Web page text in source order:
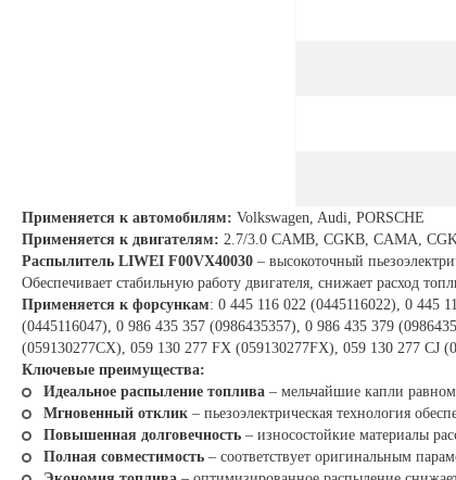
Применяется к автомобилям: Volkswagen, Audi, PORSCHE
Применяется к двигателям: 2.7/3.0 CAMB, CGKB, CAMA,
Распылитель LIWEI F00VX40030 – высокоточный
Обеспечивает стабильную работу двигателя, снижает расход
Применяется к форсункам: 0 445 116 022 (0445116022), 0 445
(0445116047), 0 986 435 357 (0986435357), 0 986 435 379
(059130277CX), 059 130 277 FX (059130277FX), 059 130 277 CJ
Ключевые преимущества:
Идеальное распыление топлива – мельчайшие капли
Мгновенный отклик – пьезоэлектрическая технология
Повышенная долговечность – износостойкие материалы
Полная совместимость – соответствует оригинальным